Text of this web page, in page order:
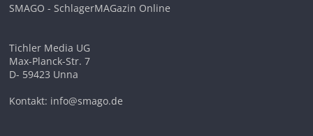
SMAGO - SchlagerMAGazin Online
Tichler Media UG
Max-Planck-Str. 7
D- 59423 Unna
Kontakt: info@smago.de